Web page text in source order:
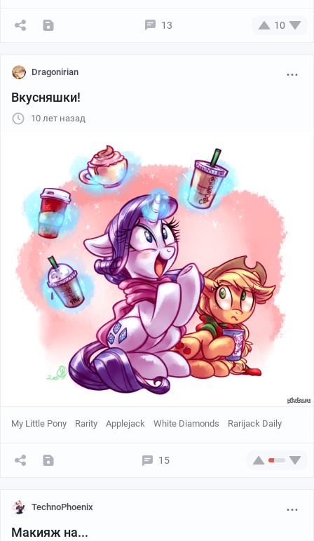
13 10
Dragonirian
Вкусняшки!
10 лет назад
My Little Pony Rarity Applejack White Diamonds Rarijack Daily
15
TechnoPhoenix
Макияж на...